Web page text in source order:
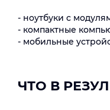
- ноутбуки c
- компактные
- мобильные
ЧТО В